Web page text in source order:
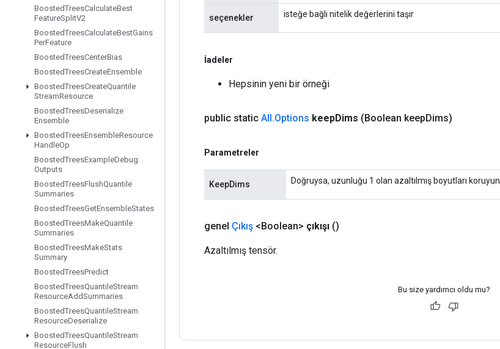
BoostedTreesCalculateBest
FeatureSplitV2
BoostedTreesCalculateBestGains
PerFeature
BoostedTreesCenterBias
BoostedTreesCreateEnsemble
BoostedTreesCreateQuantile
StreamResource
BoostedTreesDeserialize
Ensemble
BoostedTreesEnsembleResource
HandleOp
BoostedTreesExampleDebug
Outputs
BoostedTreesFlushQuantile
Summaries
BoostedTreesGetEnsembleStates
BoostedTreesMakeQuantile
Summaries
BoostedTreesMakeStats
Summary
BoostedTreesPredict
BoostedTreesQuantileStream
ResourceAddSummaries
BoostedTreesQuantileStream
ResourceDeserialize
BoostedTreesQuantileStream
ResourceFlush
seçenekler isteğe bağlı nitelik değerlerini taşır
İadeler
Hepsinin yeni bir örneği
public static All.Options keepDims (Boolean keepDims)
Parametreler
KeepDims Doğruysa, uzunluğu 1 olan azaltılmış boyutları koruyun.
genel Çıkış <Boolean> çıkışı ()
Azaltılmış tensör.
Bu size yardımcı oldu mu?